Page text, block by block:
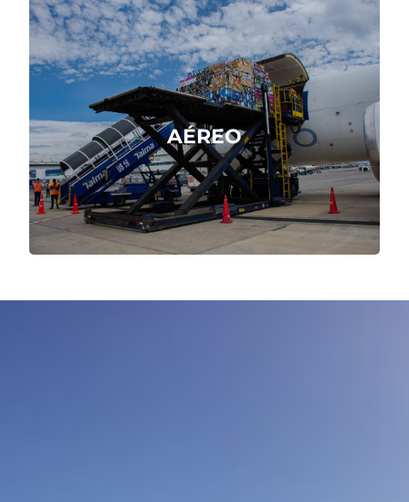
AÉREO
Importa y exporta ágilmente en los
aeropuertos del mundo.
Cotizar Ahora